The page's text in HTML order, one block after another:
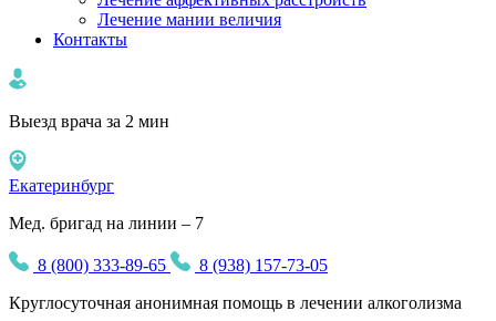
Лечение мании величия
Контакты
Выезд врача за 2 мин
Екатеринбург
Мед. бригад на линии – 7
8 (800) 333-89-65
8 (938) 157-73-05
Круглосуточная анонимная помощь в лечении алкоголизма